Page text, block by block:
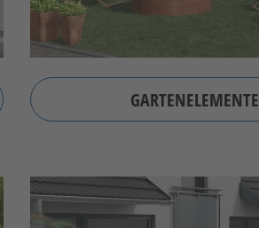
GARTENELEMENTE